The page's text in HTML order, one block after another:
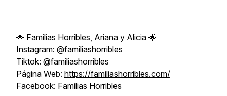
🌟 Familias Horribles, Ariana y Alicia 🌟
Instagram: @familiashorribles
Tiktok: @familiashorribles
Página Web: https://familiashorribles.com/
Facebook: Familias Horribles